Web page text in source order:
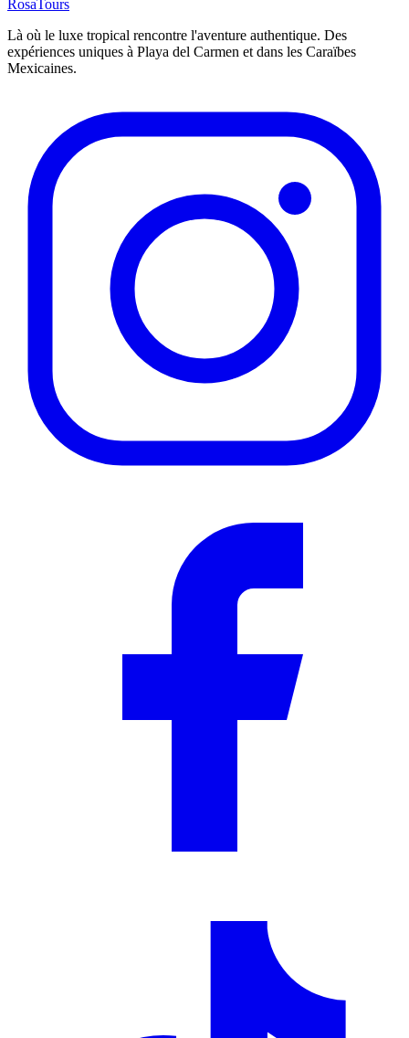
RosaTours
Là où le luxe tropical rencontre l'aventure authentique. Des
expériences uniques à Playa del Carmen et dans les Caraïbes
Mexicaines.